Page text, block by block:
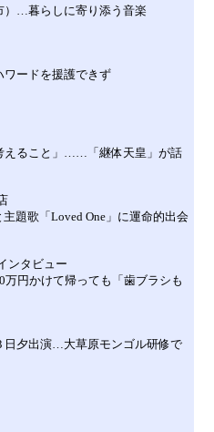
）…暮らしに寄り添う音楽
ワードを援護できず
えること」……「継体天皇」が話
題歌「Loved One」に運命的出会
ンタビュー
円かけて帰っても「歯ブラシも
日夕出演…大草原モンゴル研修で